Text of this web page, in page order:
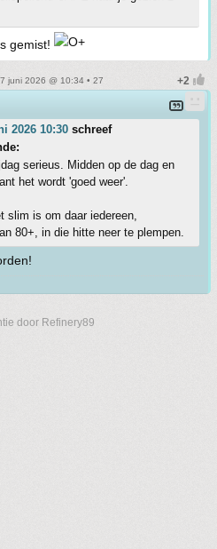
gemist!
juni 2026 @ 10:34 • 27
2026 10:30 schreef
serieus. Midden op de dag en
het wordt 'goed weer'.
slim is om daar iedereen,
80+, in die hitte neer te plempen.
door Refinery89